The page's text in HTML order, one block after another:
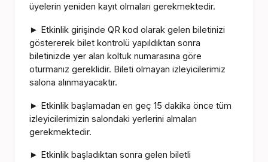
üyelerin yeniden kayıt olmaları gerekmektedir.
► Etkinlik girişinde QR kod olarak gelen biletinizi
göstererek bilet kontrolü yapıldıktan sonra
biletinizde yer alan koltuk numarasına göre
oturmanız gereklidir. Bileti olmayan izleyicilerimiz
salona alınmayacaktır.
► Etkinlik başlamadan en geç 15 dakika önce tüm
izleyicilerimizin salondaki yerlerini almaları
gerekmektedir.
► Etkinlik başladıktan sonra gelen biletli